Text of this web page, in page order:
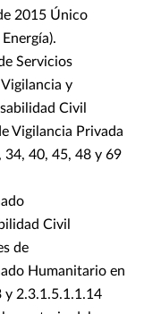
2015 Único
Servicios
y
Civil
Vigilancia Privada
34, 40, 45, 48 y 69
Civil
de
Humanitario en
2.3.1.5.1.1.14